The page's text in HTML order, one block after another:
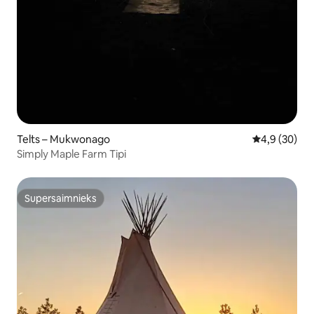
Telts – Mukwonago Vidējais
4,9 (30)
Simply Maple Farm Tipi
Supersaimnieks
Supersaimnieks